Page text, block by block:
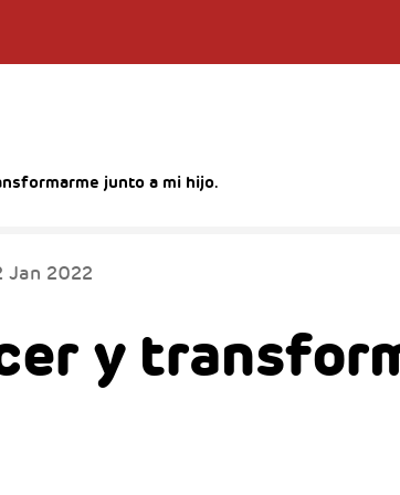
junto a mi hijo.
Jan 2022
y